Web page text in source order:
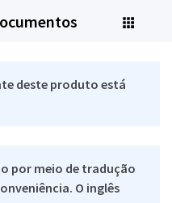
deste produto está
por meio de tradução
O inglês